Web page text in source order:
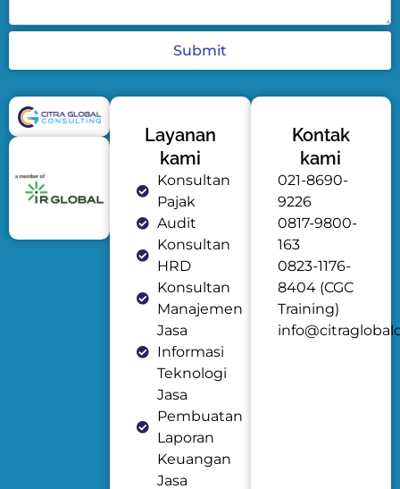
Submit
Layanan
kami
Konsultan
Pajak
Audit
Konsultan
HRD
Konsultan
Manajemen
Jasa
Informasi
Teknologi
Jasa
Pembuatan
Laporan
Keuangan
Jasa
Kontak
kami
021-8690-
9226
0817-9800-
163
0823-1176-
8404 (CGC
Training)